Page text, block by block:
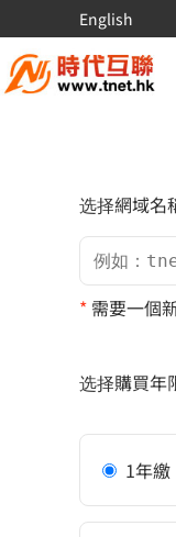
English
选择網域名
* 需要一個
选择購買年
1年繳